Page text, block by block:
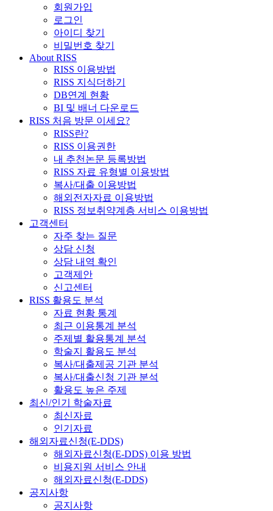
회원가입
로그인
아이디 찾기
비밀번호 찾기
About RISS
RISS 이용방법
RISS 지식더하기
DB연계 현황
BI 및 배너 다운로드
RISS 처음 방문 이세요?
RISS란?
RISS 이용권한
내 추천논문 등록방법
RISS 자료 유형별 이용방법
복사/대출 이용방법
해외전자자료 이용방법
RISS 정보취약계층 서비스 이용방법
고객센터
자주 찾는 질문
상담 신청
상담 내역 확인
고객제안
신고센터
RISS 활용도 분석
자료 현황 통계
최근 이용통계 분석
주제별 활용통계 분석
학술지 활용도 분석
복사/대출제공 기관 분석
복사/대출신청 기관 분석
활용도 높은 주제
최신/인기 학술자료
최신자료
인기자료
해외자료신청(E-DDS)
해외자료신청(E-DDS) 이용 방법
비용지원 서비스 안내
해외자료신청(E-DDS)
공지사항
공지사항